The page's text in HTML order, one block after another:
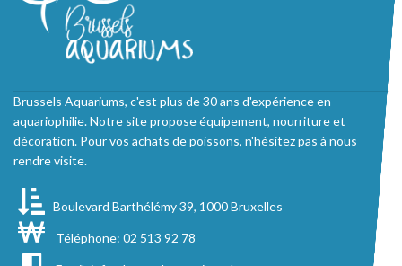
Brussels Aquariums, c'est plus de 30 ans d'expérience en
aquariophilie. Notre site propose équipement, nourriture et
décoration. Pour vos achats de poissons, n'hésitez pas à nous
rendre visite.
Boulevard Barthélémy 39, 1000 Bruxelles
Téléphone: 02 513 92 78